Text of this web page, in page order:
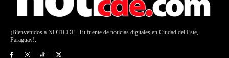
¡Bienvenidos a NOTICDE- Tu fuente de noticias digitales en Ciudad del Este,
Paraguay!.